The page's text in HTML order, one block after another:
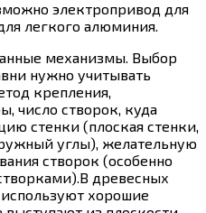
электропривод для
легкого алюминия.
механизмы. Выбор
нужно учитывать
крепления,
число створок, куда
стенки (плоская стенки,
углы), желательную
створок (особенно
древесных
хорошие